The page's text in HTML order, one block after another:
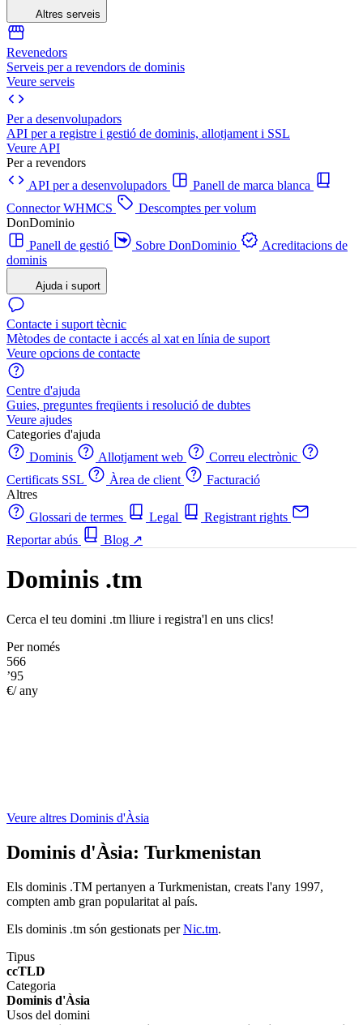
Altres serveis
Revenedors
Serveis per a revendors de dominis
Veure serveis
Per a desenvolupadors
API per a registre i gestió de dominis, allotjament i SSL
Veure API
Per a revendors
API per a desenvolupadors
Panell de marca blanca
Connector WHMCS
Descomptes per volum
DonDominio
Panell de gestió
Sobre DonDominio
Acreditacions de
dominis
Ajuda i suport
Contacte i suport tècnic
Mètodes de contacte i accés al xat en línia de suport
Veure opcions de contacte
Centre d'ajuda
Guies, preguntes freqüents i resolució de dubtes
Veure ajudes
Categories d'ajuda
Dominis
Allotjament web
Correu electrònic
Certificats SSL
Àrea de client
Facturació
Altres
Glossari de termes
Legal
Registrant rights
Reportar abús
Blog ↗
Dominis .tm
Cerca el teu domini .tm lliure i registra'l en uns clics!
Per només
566
’95
€/ any
Veure altres Dominis d'Àsia
Dominis d'Àsia: Turkmenistan
Els dominis .TM pertanyen a Turkmenistan, creats l'any 1997,
compten amb gran popularitat al país.
Els dominis .tm són gestionats perNic.tm.
Tipus
ccTLD
Categoria
Dominis d'Àsia
Usos del domini